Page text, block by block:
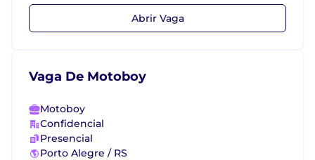
Abrir Vaga
Vaga De Motoboy
Motoboy
Confidencial
Presencial
Porto Alegre / RS